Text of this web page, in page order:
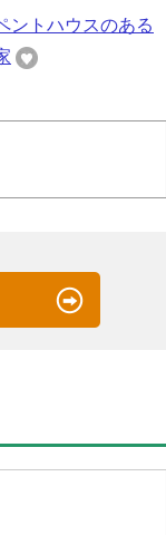
ントハウスのある